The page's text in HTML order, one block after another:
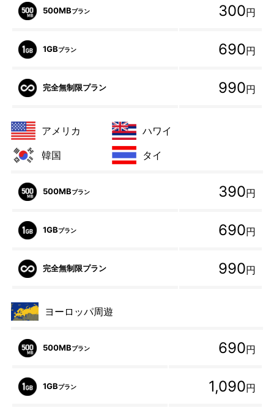
500MBプラン 300円
1GBプラン 690円
完全無制限プラン 990円
アメリカ
ハワイ
韓国
タイ
500MBプラン 390円
1GBプラン 690円
完全無制限プラン 990円
ヨーロッパ周遊
500MBプラン 690円
1GBプラン 1,090円